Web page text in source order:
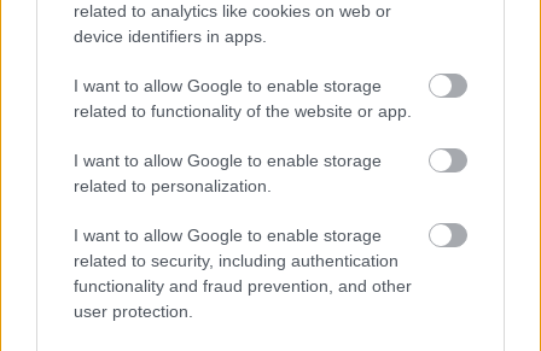
related to analytics like cookies on web or
device identifiers in apps.
I want to allow Google to enable storage
related to functionality of the website or app.
I want to allow Google to enable storage
related to personalization.
I want to allow Google to enable storage
related to security, including authentication
functionality and fraud prevention, and other
user protection.
társaik
mtothorsi•2020. május 03.